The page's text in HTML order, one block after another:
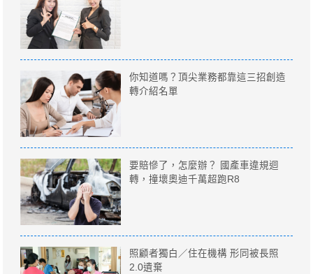
你知道嗎？頂尖業務都靠這三招創造
轉介紹名單
要賠慘了，怎麼辦？ 國產車違規迴
轉，撞壞奧迪千萬超跑R8
照顧者獨白／住在機構 形同被長照
2.0遺棄